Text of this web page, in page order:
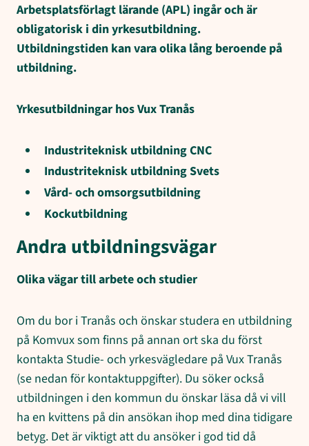
Arbetsplatsförlagt lärande (APL) ingår och är
obligatorisk i din yrkesutbildning.
Utbildningstiden kan vara olika lång beroende på
utbildning.
Yrkesutbildningar hos Vux Tranås
Industriteknisk utbildning CNC
Industriteknisk utbildning Svets
Vård- och omsorgsutbildning
Kockutbildning
Andra utbildningsvägar
Olika vägar till arbete och studier
Om du bor i Tranås och önskar studera en utbildning
på Komvux som finns på annan ort ska du först
kontakta Studie- och yrkesvägledare på Vux Tranås
(se nedan för kontaktuppgifter). Du söker också
utbildningen i den kommun du önskar läsa då vi vill
ha en kvittens på din ansökan ihop med dina tidigare
betyg. Det är viktigt att du ansöker i god tid då